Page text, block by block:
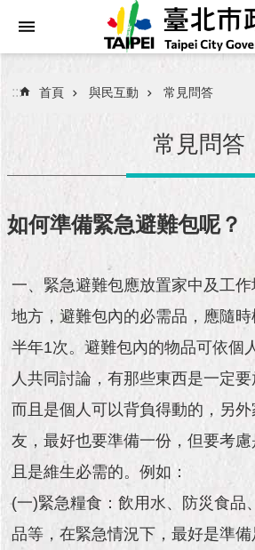
進
搜
民
服
市
府
隊
市
政
公
施
願
::: 首頁 與民互動 常見問答
常見問答
如何準備緊急避難包呢？
一、緊急避難包應放置家中及工
地方，避難包內的必需品，應隨
半年1次。避難包內的物品可依個
人共同討論，有那些東西是一定要
而且是個人可以背負得動的，另
友，最好也要準備一份，但要考
且是維生必需的。例如：
(一)緊急糧食：飲用水、防災食品
品等，在緊急情況下，最好是準